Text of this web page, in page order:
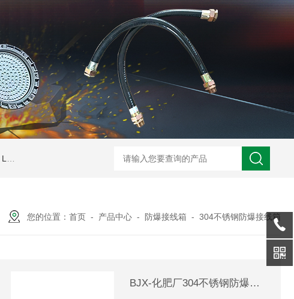
LCZ-zcfb系列户外防雨挂墙式防爆操作柱 zcfb系列防爆（电磁启动）配电箱
您的位置： 首页 - 产品中心 - 防爆接线箱 - 304不锈钢防爆接线箱
BJX-化肥厂304不锈钢防爆接线箱